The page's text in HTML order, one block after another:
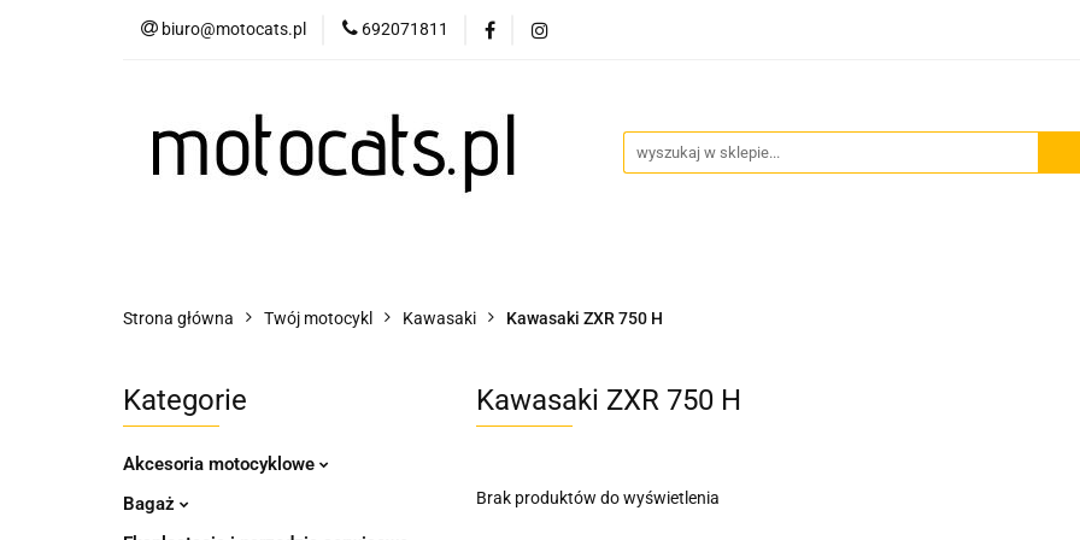
biuro@motocats.pl 692071811
Twój motocykl Akcesoria motocyklowe
Wydechy motocyklowe Odzież termoaktywna Blog
Strona główna Twój motocykl Kawasaki Kawasaki ZXR 750 H
Kategorie
Akcesoria motocyklowe
Bagaż
Kawasaki ZXR 750 H
Brak produktów do wyświetlenia